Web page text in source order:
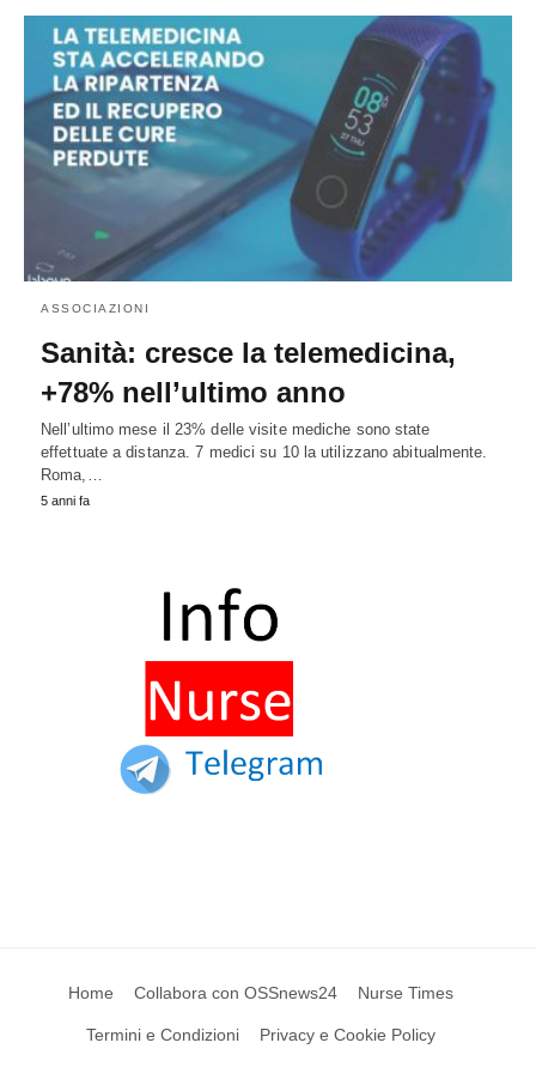
ASSOCIAZIONI
Sanità: cresce la telemedicina,
+78% nell’ultimo anno
Nell’ultimo mese il 23% delle visite mediche sono state
effettuate a distanza. 7 medici su 10 la utilizzano abitualmente.
Roma,…
5 anni fa
Home Collabora con OSSnews24 Nurse Times
Termini e Condizioni Privacy e Cookie Policy